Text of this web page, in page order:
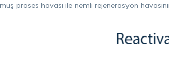
havası ile nemli rejenerasyon